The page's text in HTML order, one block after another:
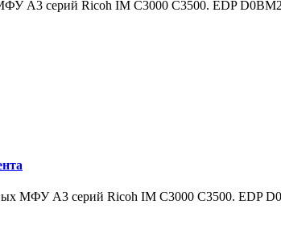
A3 серий Ricoh IM C3000 С3500. EDP
МФУ A3 серий Ricoh IM C3000 С3500. EDP